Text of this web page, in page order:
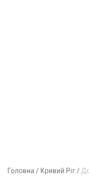
Головна Кривий Ріг